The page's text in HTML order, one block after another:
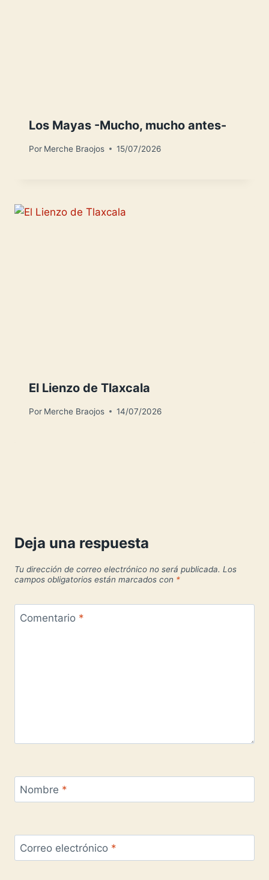
Los Mayas -Mucho, mucho antes-
Por Merche Braojos 15/07/2026
El Lienzo de Tlaxcala
Por Merche Braojos 14/07/2026
Deja una respuesta
Tu dirección de correo electrónico no será publicada. Los
campos obligatorios están marcados con *
Comentario *
Nombre *
Correo electrónico *